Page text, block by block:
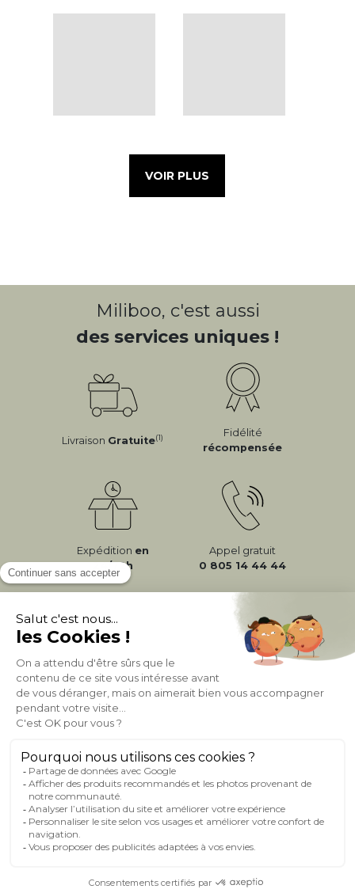
VOIR PLUS
Miliboo, c'est aussi
des services uniques !
Livraison Gratuite(1)
Fidélité
récompensée
Expédition en
24/72h
Appel gratuit
0 805 14 44 44
À PROPOS DE MILIBOO
AIDE & CONTACT